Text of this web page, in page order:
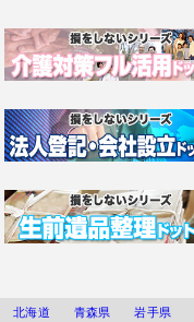
北海道 青森県 岩手県